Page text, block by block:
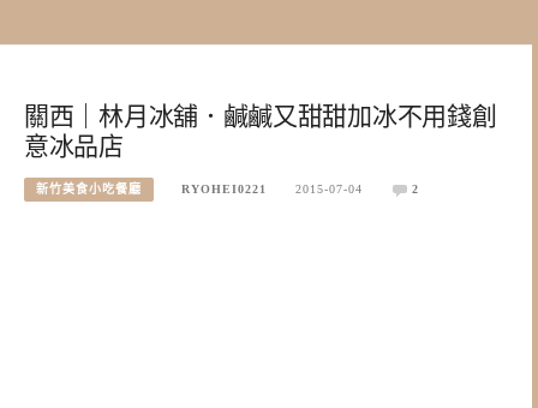
關西｜林月冰舖．鹹鹹又甜甜加冰不用錢創
意冰品店
新竹美食小吃餐廳 RYOHEI0221 2015-07-04 2